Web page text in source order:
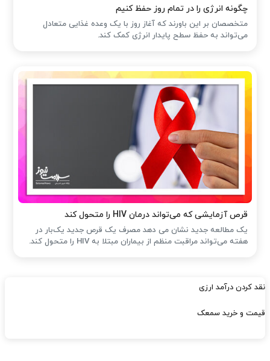
چگونه انرژی را در تمام روز حفظ کنیم
متخصصان بر این باورند که آغاز روز با یک وعده غذایی متعادل
می‌تواند به حفظ سطح پایدار انرژی کمک کند.
قرص آزمایشی که می‌تواند درمان HIV را متحول کند
یک مطالعه جدید نشان می دهد مصرف یک قرص جدید یک‌بار در
هفته می‌تواند مراقبت منظم از بیماران مبتلا به HIV را متحول کند.
نقد کردن درآمد ارزی
قیمت و خرید سمعک